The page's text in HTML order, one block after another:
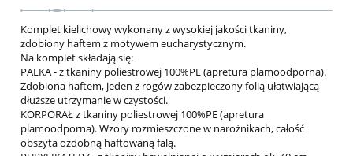
Komplet kielichowy wykonany z wysokiej jakości tkaniny,
zdobiony haftem z motywem eucharystycznym.
Na komplet składają się:
PALKA - z tkaniny poliestrowej 100%PE (apretura plamoodporna).
Zdobiona haftem, jeden z rogów zabezpieczony folią ułatwiającą
dłuższe utrzymanie w czystości.
KORPORAŁ z tkaniny poliestrowej 100%PE (apretura
plamoodporna). Wzory rozmieszczone w narożnikach, całość
obszyta ozdobną haftowaną falą.